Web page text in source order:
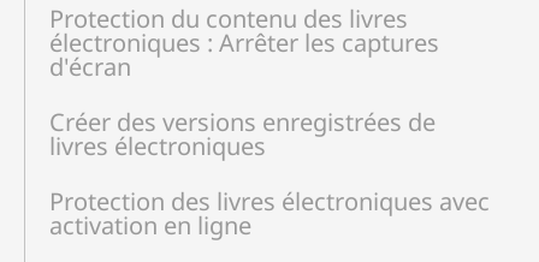
Protection du contenu des livres
électroniques : Arrêter les captures
d'écran
Créer des versions enregistrées de
livres électroniques
Protection des livres électroniques avec
activation en ligne